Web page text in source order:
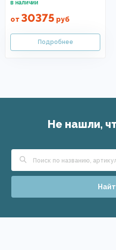
от 30375 руб
Не нашли,